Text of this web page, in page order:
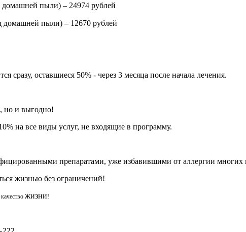
домашней пыли) – 24974 рублей
домашней пыли) – 12670 рублей
оставшиеся 50% - через 3 месяца после начала лечения.
но и выгодно!
на все виды услуг, не входящие в программу.
препаратами, уже избавившими от аллергии многих
жизнью без ограничений!
жизни!